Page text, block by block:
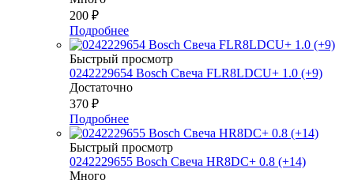
200 ₽
Подробнее
Быстрый просмотр
0242229654 Bosch Свеча FLR8LDCU+ 1.0 (+9)
Достаточно
370 ₽
Подробнее
Быстрый просмотр
0242229655 Bosch Свеча HR8DC+ 0.8 (+14)
Много